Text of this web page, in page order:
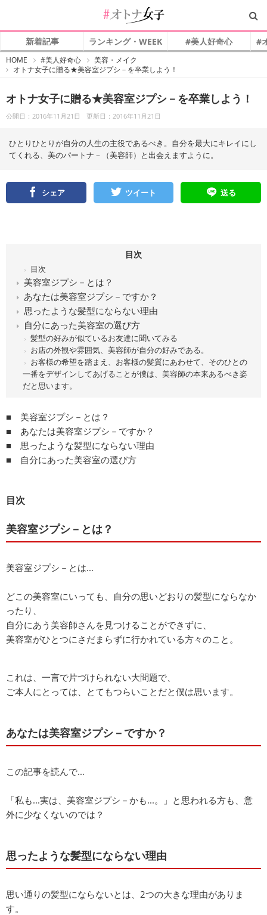
新着記事 ランキング・WEEK #美人好奇心 #
HOME
オ
ト
子
#美人好奇心
美容・メイク
オトナ女子に贈る★美容室ジプシ－を卒業しよう！
オトナ女子に贈る★美容室ジプシ－を卒業しよう！
公開日：2016年11月21日 更新日：2016年11月21日
ひとりひとりが自分の人生の主役であるべき。自分を最大にキレイにし
てくれる、美のパートナ－（美容師）と出会えますように。
シェア ツイート 送る
目次
目次
美容室ジプシ－とは？
あなたは美容室ジプシ－ですか？
思ったような髪型にならない理由
自分にあった美容室の選び方
髪型の好みが似ているお友達に聞いてみる
お店の外観や雰囲気、美容師が自分の好みである。
お客様の希望を踏まえ、お客様の髪質にあわせて、そのひとの
一番をデザインしてあげることが僕は、美容師の本来あるべき姿
だと思います。
■ 美容室ジプシ－とは？
■ あなたは美容室ジプシ－ですか？
■ 思ったような髪型にならない理由
■ 自分にあった美容室の選び方
目次
美容室ジプシ－とは？
美容室ジプシ－とは...
どこの美容室にいっても、自分の思いどおりの髪型にならなか
ったり、
自分にあう美容師さんを見つけることができずに、
美容室がひとつにさだまらずに行かれている方々のこと。
これは、一言で片づけられない大問題で、
ご本人にとっては、とてもつらいことだと僕は思います。
あなたは美容室ジプシ－ですか？
この記事を読んで...
「私も...実は、美容室ジプシ－かも...。」と思われる方も、意
外に少なくないのでは？
思ったような髪型にならない理由
思い通りの髪型にならないとは、2つの大きな理由がありま
す。